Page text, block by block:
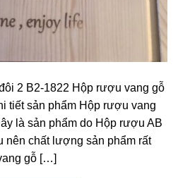
2 B2-1822 Hộp rượu vang gỗ
tiết sản phẩm Hộp rượu vang
là sản phẩm do Hộp rượu AB
nên chất lượng sản phẩm rất
gỗ […]